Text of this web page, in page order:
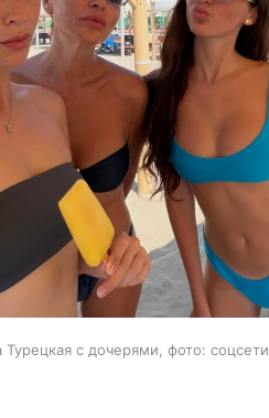
Турецкая с дочерями, фото: соцсети